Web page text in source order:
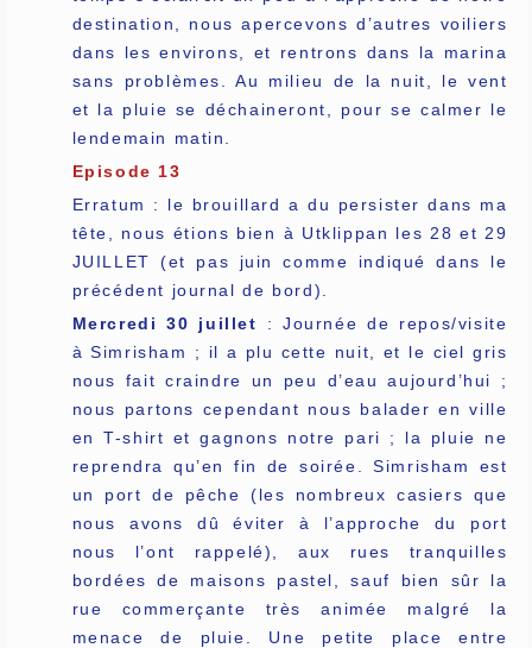
destination, nous apercevons d’autres voiliers
dans les environs, et rentrons dans la marina
sans problèmes. Au milieu de la nuit, le vent
et la pluie se déchaineront, pour se calmer le
lendemain matin.
Episode 13
Erratum : le brouillard a du persister dans ma
tête, nous étions bien à Utklippan les 28 et 29
JUILLET (et pas juin comme indiqué dans le
précédent journal de bord).
Mercredi 30 juillet : Journée de repos/visite
à Simrisham ; il a plu cette nuit, et le ciel gris
nous fait craindre un peu d’eau aujourd’hui ;
nous partons cependant nous balader en ville
en T-shirt et gagnons notre pari ; la pluie ne
reprendra qu’en fin de soirée. Simrisham est
un port de pêche (les nombreux casiers que
nous avons dû éviter à l’approche du port
nous l’ont rappelé), aux rues tranquilles
bordées de maisons pastel, sauf bien sûr la
rue commerçante très animée malgré la
menace de pluie. Une petite place entre